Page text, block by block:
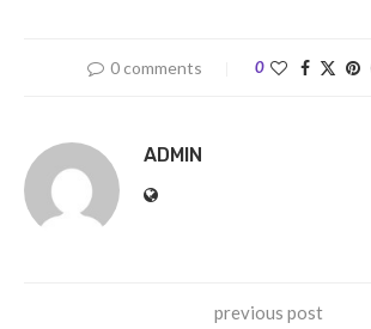
0 comments 0
ADMIN
previous post